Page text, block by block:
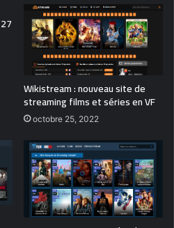
Wikistream : nouveau site de
streaming films et séries en VF
octobre 25, 2022